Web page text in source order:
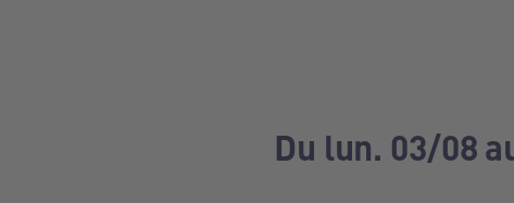
Du lun. 03/08